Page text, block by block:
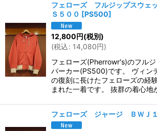
フェローズ フルジップスウェ
Ｓ５００ [PS500]
12,800円(税別)
(税込: 14,080円)
フェローズ(Pherrowr's)のフル
パーカー(PS500)です。 ヴィン
の復刻に長けたフェローズの経
まれた一着です。 抜群の着心
フェローズ ジャージ ＢＷＪ１